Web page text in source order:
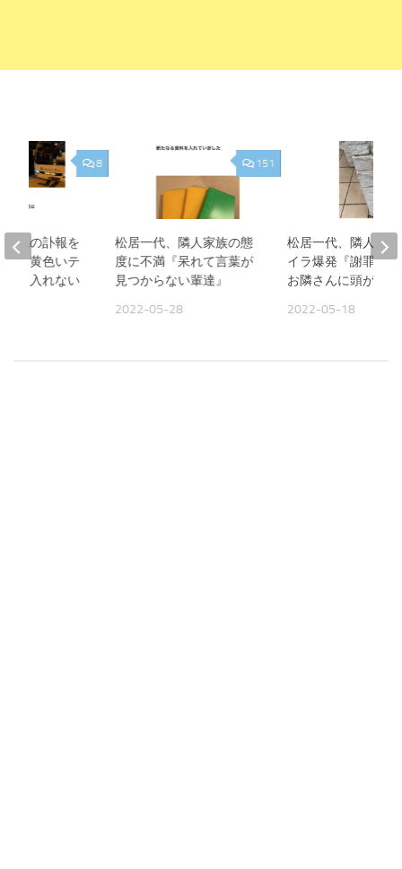
151
松居一代、隣人家族の態
度に不満『呆れて言葉が
見つからない輩達』
2022-05-28
松居一代、隣人へ
イラ爆発『謝罪を
お隣さんに頭が痛
2022-05-18
8
母親の訃報を
には黄色いテ
れて入れない